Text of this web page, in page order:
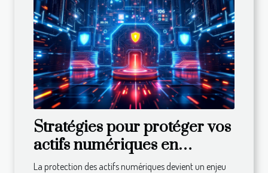
Stratégies pour protéger vos
actifs numériques en
période de litige
La protection des actifs numériques devient un enjeu